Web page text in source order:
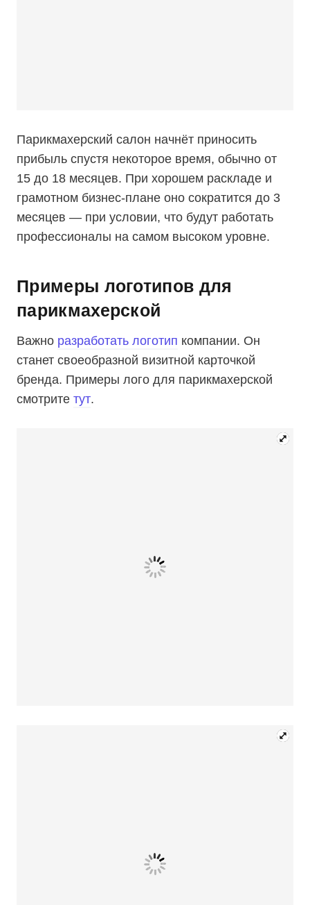
Парикмахерский салон начнёт приносить
прибыль спустя некоторое время, обычно от
15 до 18 месяцев. При хорошем раскладе и
грамотном бизнес-плане оно сократится до 3
месяцев — при условии, что будут работать
профессионалы на самом высоком уровне.
Примеры логотипов для
парикмахерской
Важно разработать логотип компании. Он
станет своеобразной визитной карточкой
бренда. Примеры лого для парикмахерской
смотрите тут.